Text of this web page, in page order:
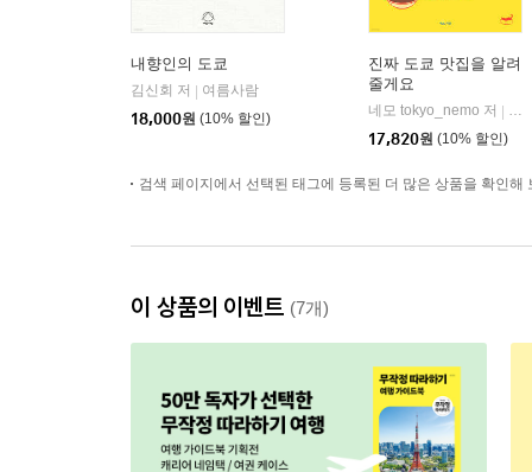
내향인의 도쿄
김신회 저
여름사람
18,000원 (10% 할인)
진짜 도쿄 맛집을 알려
줄게요
네모 tokyo_nemo 저
휴
17,820원 (10% 할인)
검색 페이지에서 선택된 태그에 등록된 더 많은 상품을 확인해
이 상품의 이벤트 (7개)